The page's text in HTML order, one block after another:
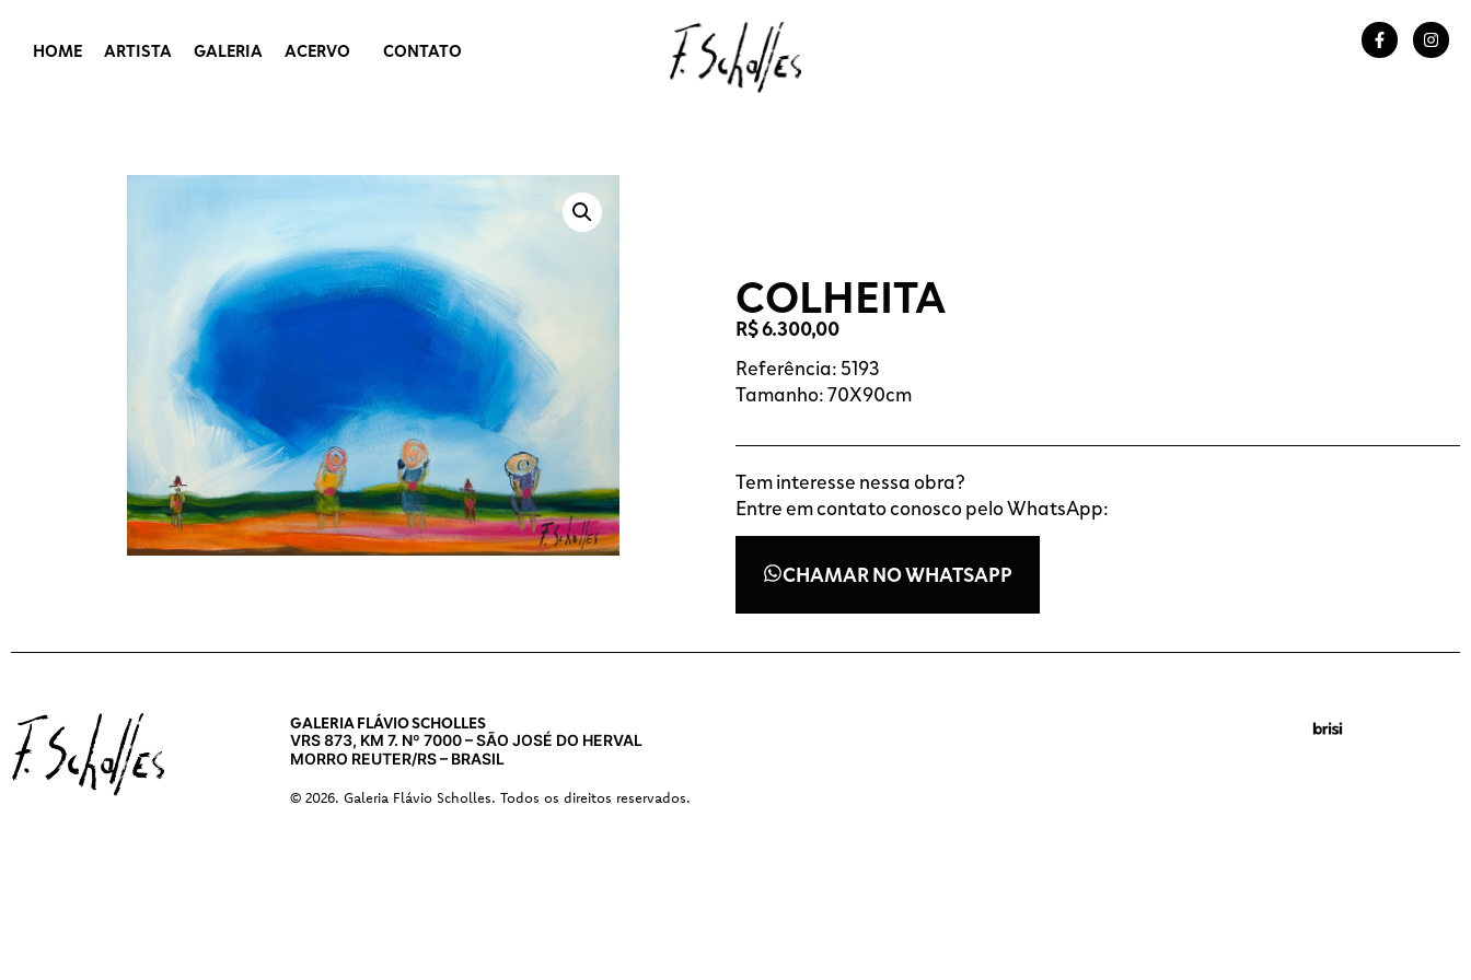
HOME ARTISTA GALERIA ACERVO CONTATO
COLHEITA
R$6.300,00
Referência: 5193
Tamanho: 70X90cm
Tem interesse nessa obra?
Entre em contato conosco pelo WhatsApp:
CHAMAR NO WHATSAPP
GALERIA FLÁVIO SCHOLLES
VRS 873, KM 7. Nº 7000 – SÃO JOSÉ DO HERVAL
MORRO REUTER/RS – BRASIL
© 2026. Galeria Flávio Scholles. Todos os direitos reservados.